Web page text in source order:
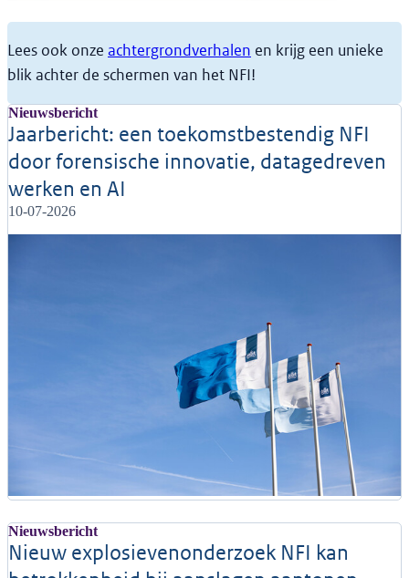
Nieuws
Het laatste nieuws over onze innovaties
en onderzoeksgebieden
Lees ook onze achtergrondverhalen en krijg een unieke
blik achter de schermen van het NFI!
Nieuwsbericht
Jaarbericht: een toekomstbestendig NFI
door forensische innovatie, datagedreven
werken en AI
10-07-2026
Nieuwsbericht
Nieuw explosievenonderzoek NFI kan